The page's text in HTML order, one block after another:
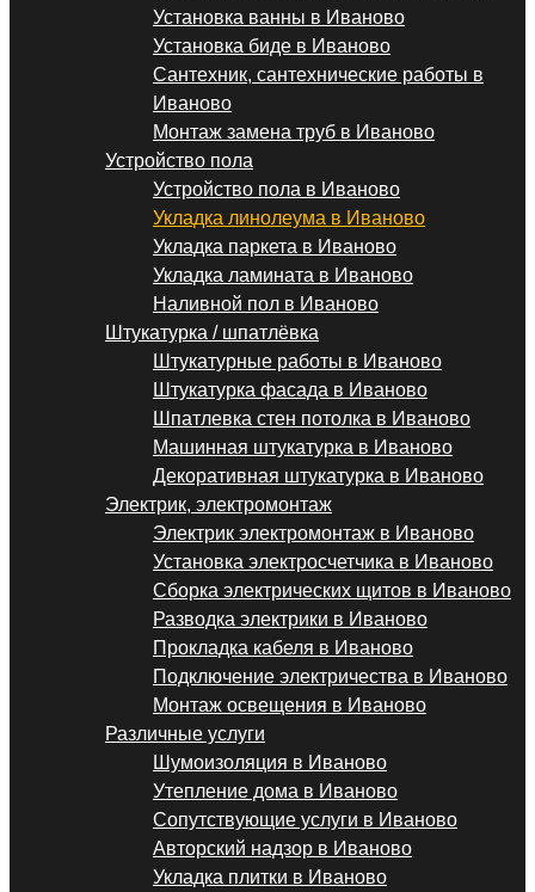
Установка ванны в Иваново
Установка биде в Иваново
Сантехник, сантехнические работы в
Иваново
Монтаж замена труб в Иваново
Устройство пола
Устройство пола в Иваново
Укладка линолеума в Иваново
Укладка паркета в Иваново
Укладка ламината в Иваново
Наливной пол в Иваново
Штукатурка / шпатлёвка
Штукатурные работы в Иваново
Штукатурка фасада в Иваново
Шпатлевка стен потолка в Иваново
Машинная штукатурка в Иваново
Декоративная штукатурка в Иваново
Электрик, электромонтаж
Электрик электромонтаж в Иваново
Установка электросчетчика в Иваново
Сборка электрических щитов в Иваново
Разводка электрики в Иваново
Прокладка кабеля в Иваново
Подключение электричества в Иваново
Монтаж освещения в Иваново
Различные услуги
Шумоизоляция в Иваново
Утепление дома в Иваново
Сопутствующие услуги в Иваново
Авторский надзор в Иваново
Укладка плитки в Иваново